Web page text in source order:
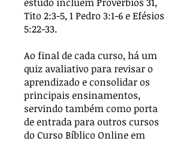
Tito 2:3-5, 1 Pedro 3:1-6 e Efésios
5:22-33.
Ao final de cada curso, há um
quiz avaliativo para revisar o
aprendizado e consolidar os
principais ensinamentos,
servindo também como porta
de entrada para outros cursos
do Curso Bíblico Online em